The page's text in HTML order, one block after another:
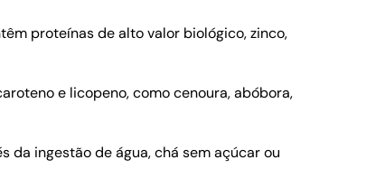
proteínas de alto valor biológico, zinco,
e licopeno, como cenoura, abóbora,
da ingestão de água, chá sem açúcar ou